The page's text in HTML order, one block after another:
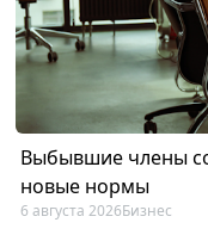
Выбывшие члены
новые нормы
6 августа 2026Бизнес